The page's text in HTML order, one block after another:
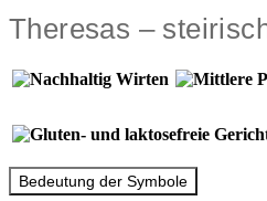
Theresas –
Bedeutung der Symbole